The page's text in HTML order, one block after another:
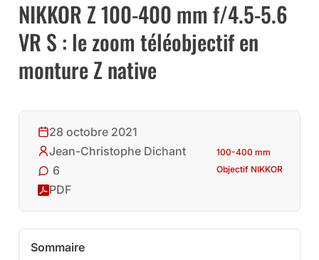
NIKKOR Z 100-400 mm f/4.5-5.6
VR S : le zoom téléobjectif en
monture Z native
28 octobre 2021
Jean-Christophe Dichant
6
PDF
100-400 mm
Objectif NIKKOR
Sommaire